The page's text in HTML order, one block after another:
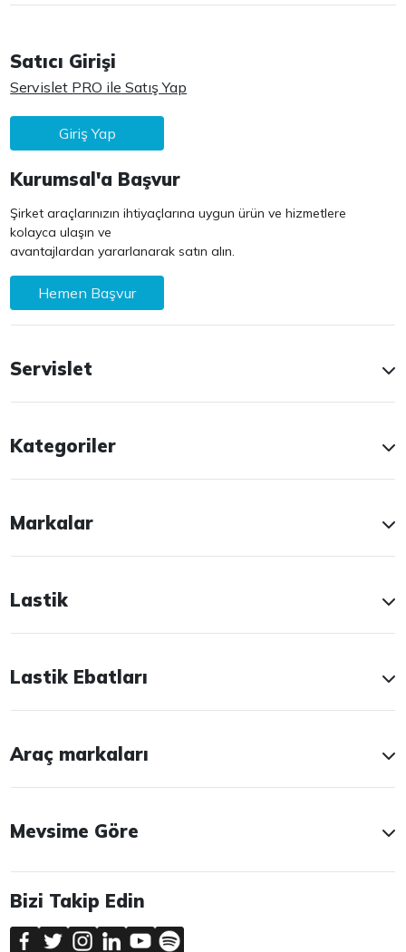
Satıcı Girişi
Servislet PRO ile Satış Yap
Giriş Yap
Kurumsal'a Başvur
Şirket araçlarınızın ihtiyaçlarına uygun ürün ve hizmetlere
kolayca ulaşın ve
avantajlardan yararlanarak satın alın.
Hemen Başvur
Servislet
Kategoriler
Markalar
Lastik
Lastik Ebatları
Araç markaları
Mevsime Göre
Bizi Takip Edin